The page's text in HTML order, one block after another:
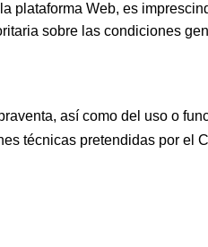
plataforma Web, es
sobre las condiciones
así como del uso o
técnicas pretendidas por el